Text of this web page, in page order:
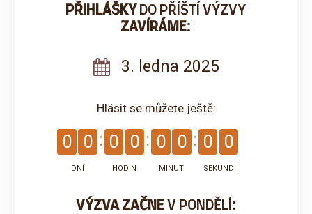
PŘIHLÁŠKY DO PŘÍŠTÍ VÝZVY
ZAVÍRÁME:
3. ledna 2025
Hlásit se můžete ještě:
0 0
DNÍ
0 0
HODIN
0 0
MINUT
0 0
SEKUND
VÝZVA ZAČNEV PONDĚLÍ: